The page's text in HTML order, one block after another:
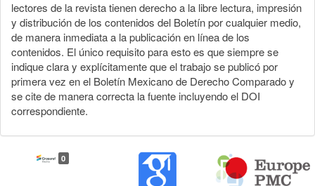
lectores de la revista tienen derecho a la libre lectura, impresión
y distribución de los contenidos del Boletín por cualquier medio,
de manera inmediata a la publicación en línea de los
contenidos. El único requisito para esto es que siempre se
indique clara y explícitamente que el trabajo se publicó por
primera vez en el Boletín Mexicano de Derecho Comparado y
se cite de manera correcta la fuente incluyendo el DOI
correspondiente.
0